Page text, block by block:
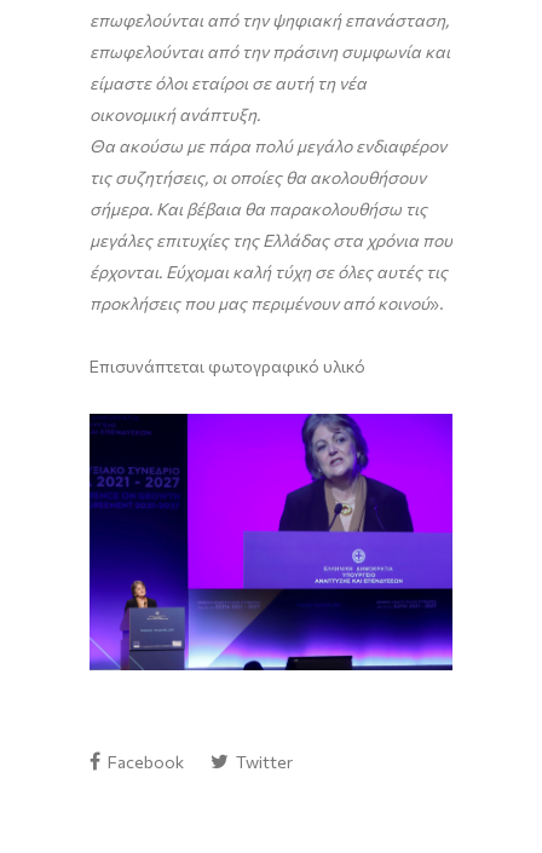
επωφελούνται από την ψηφιακή επανάσταση,
επωφελούνται από την πράσινη συμφωνία και
είμαστε όλοι εταίροι σε αυτή τη νέα
οικονομική ανάπτυξη.
Θα ακούσω με πάρα πολύ μεγάλο ενδιαφέρον
τις συζητήσεις, οι οποίες θα ακολουθήσουν
σήμερα. Και βέβαια θα παρακολουθήσω τις
μεγάλες επιτυχίες της Ελλάδας στα χρόνια που
έρχονται. Εύχομαι καλή τύχη σε όλες αυτές τις
προκλήσεις που μας περιμένουν από κοινού».
Επισυνάπτεται φωτογραφικό υλικό
Facebook Twitter